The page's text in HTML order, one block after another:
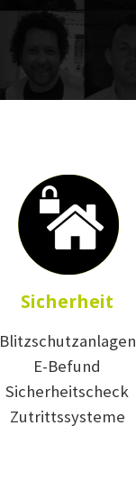
Sicherheit
Blitzschutzanlagen
E-Befund
Sicherheitscheck
Zutrittssysteme